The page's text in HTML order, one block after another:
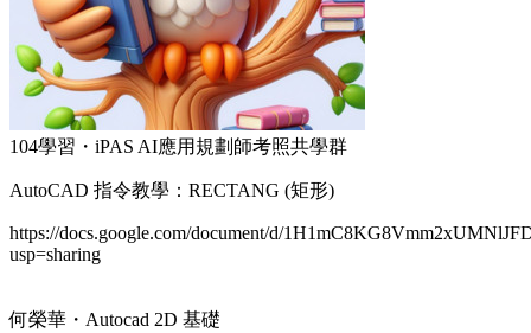
104學習・iPAS AI應用規劃師考照共學群
AutoCAD 指令教學：RECTANG (矩形)
https://docs.google.com/document/d/
usp=sharing
何榮華・Autocad 2D 基礎